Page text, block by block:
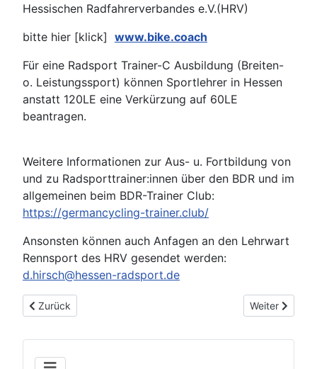
Hessischen Radfahrerverbandes e.V.(HRV)
bitte hier [klick] www.bike.coach
Für eine Radsport Trainer-C Ausbildung (Breiten-
o. Leistungssport) können Sportlehrer in Hessen
anstatt 120LE eine Verkürzung auf 60LE
beantragen.
Weitere Informationen zur Aus- u. Fortbildung von
und zu Radsporttrainer:innen über den BDR und im
allgemeinen beim BDR-Trainer Club:
https://germancycling-trainer.club/
Ansonsten können auch Anfagen an den Lehrwart
Rennsport des HRV gesendet werden:
d.hirsch@hessen-radsport.de
Vorheriger Beitrag: Schuljahr- Grundinformationen 2025/26
Zurück Nächster
Weiter